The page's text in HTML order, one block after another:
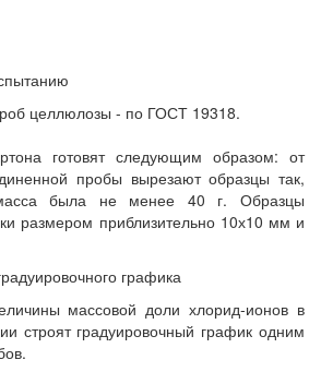
целлюлозы - по ГОСТ 19318.
готовят следующим образом: от
пробы вырезают образцы так,
была не менее 40 г. Образцы
размером приблизительно 10х10 мм и
графика
массовой доли хлорид-ионов в
строят градуировочный график одним